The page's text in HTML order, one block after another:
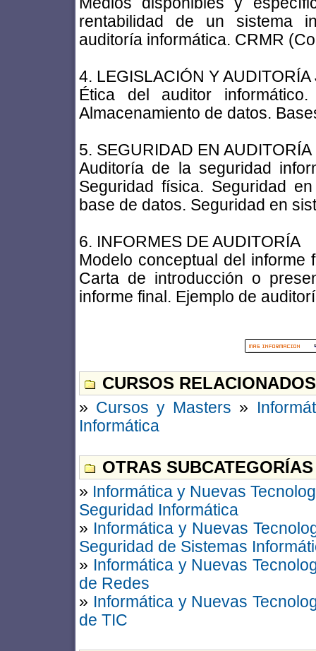
rentabilidad de un sistema
auditoría informática. CRMR
4. LEGISLACIÓN Y
Ética del auditor
Almacenamiento de datos.
5. SEGURIDAD EN
Auditoría de la seguridad
Seguridad física. Seguridad
base de datos. Seguridad en
6. INFORMES DE AUDITORÍA
Modelo conceptual del informe
Carta de introducción o
informe final. Ejemplo de
CURSOS
» Cursos y Masters »
Informática
OTRAS
» Informática y Nuevas
Seguridad Informática
» Informática y Nuevas
Seguridad de Sistemas
» Informática y Nuevas
de Redes
» Informática y Nuevas
de TIC